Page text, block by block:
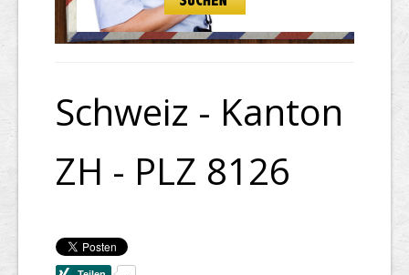
Schweiz - Kanton
ZH - PLZ 8126